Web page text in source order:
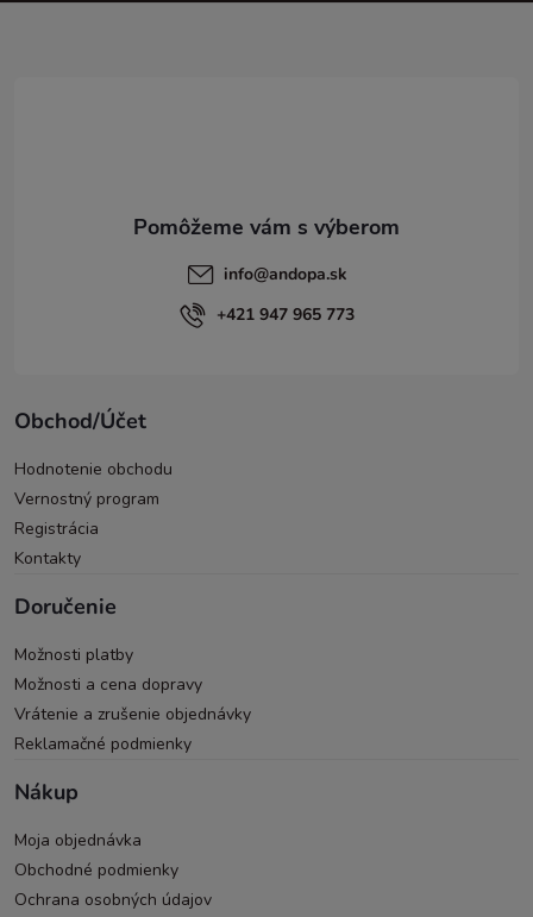
info@andopa.sk
+421 947 965 773
Obchod/Účet
Hodnotenie obchodu
Vernostný program
Registrácia
Kontakty
Doručenie
Možnosti platby
Možnosti a cena dopravy
Vrátenie a zrušenie objednávky
Reklamačné podmienky
Nákup
Moja objednávka
Obchodné podmienky
Ochrana osobných údajov